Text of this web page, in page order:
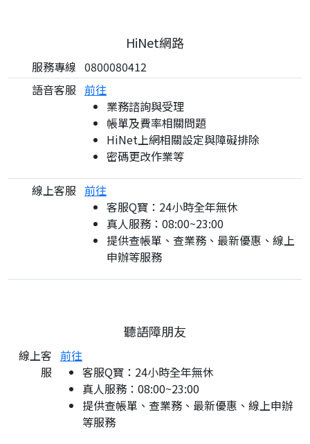
HiNet網路
服務專線 0800080412
語音客服 前往
業務諮詢與受理
帳單及費率相關問題
HiNet上網相關設定與障礙排除
密碼更改作業等
線上客服 前往
客服Q寶：24小時全年無休
真人服務：08:00~23:00
提供查帳單、查業務、最新優惠、線上
申辦等服務
聽語障朋友
線上客
服
前往
客服Q寶：24小時全年無休
真人服務：08:00~23:00
提供查帳單、查業務、最新優惠、線上申辦
等服務